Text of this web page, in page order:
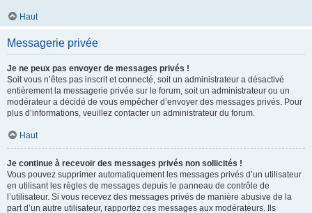
Haut
Messagerie privée
Je ne peux pas envoyer de messages privés !
Soit vous n’êtes pas inscrit et connecté, soit un administrateur a désactivé
entièrement la messagerie privée sur le forum, soit un administrateur ou un
modérateur a décidé de vous empêcher d’envoyer des messages privés. Pour
plus d’informations, veuillez contacter un administrateur du forum.
Haut
Je continue à recevoir des messages privés non sollicités !
Vous pouvez supprimer automatiquement les messages privés d’un utilisateur
en utilisant les règles de messages depuis le panneau de contrôle de
l’utilisateur. Si vous recevez des messages privés de manière abusive de la
part d’un autre utilisateur, rapportez ces messages aux modérateurs. Ils